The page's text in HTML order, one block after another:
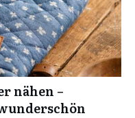
nähen –